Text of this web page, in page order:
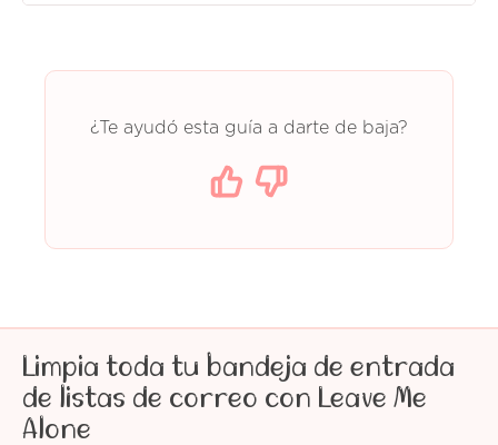
¿Te ayudó esta guía a darte de baja?
Limpia toda tu bandeja de entrada
de listas de correo con Leave Me
Alone